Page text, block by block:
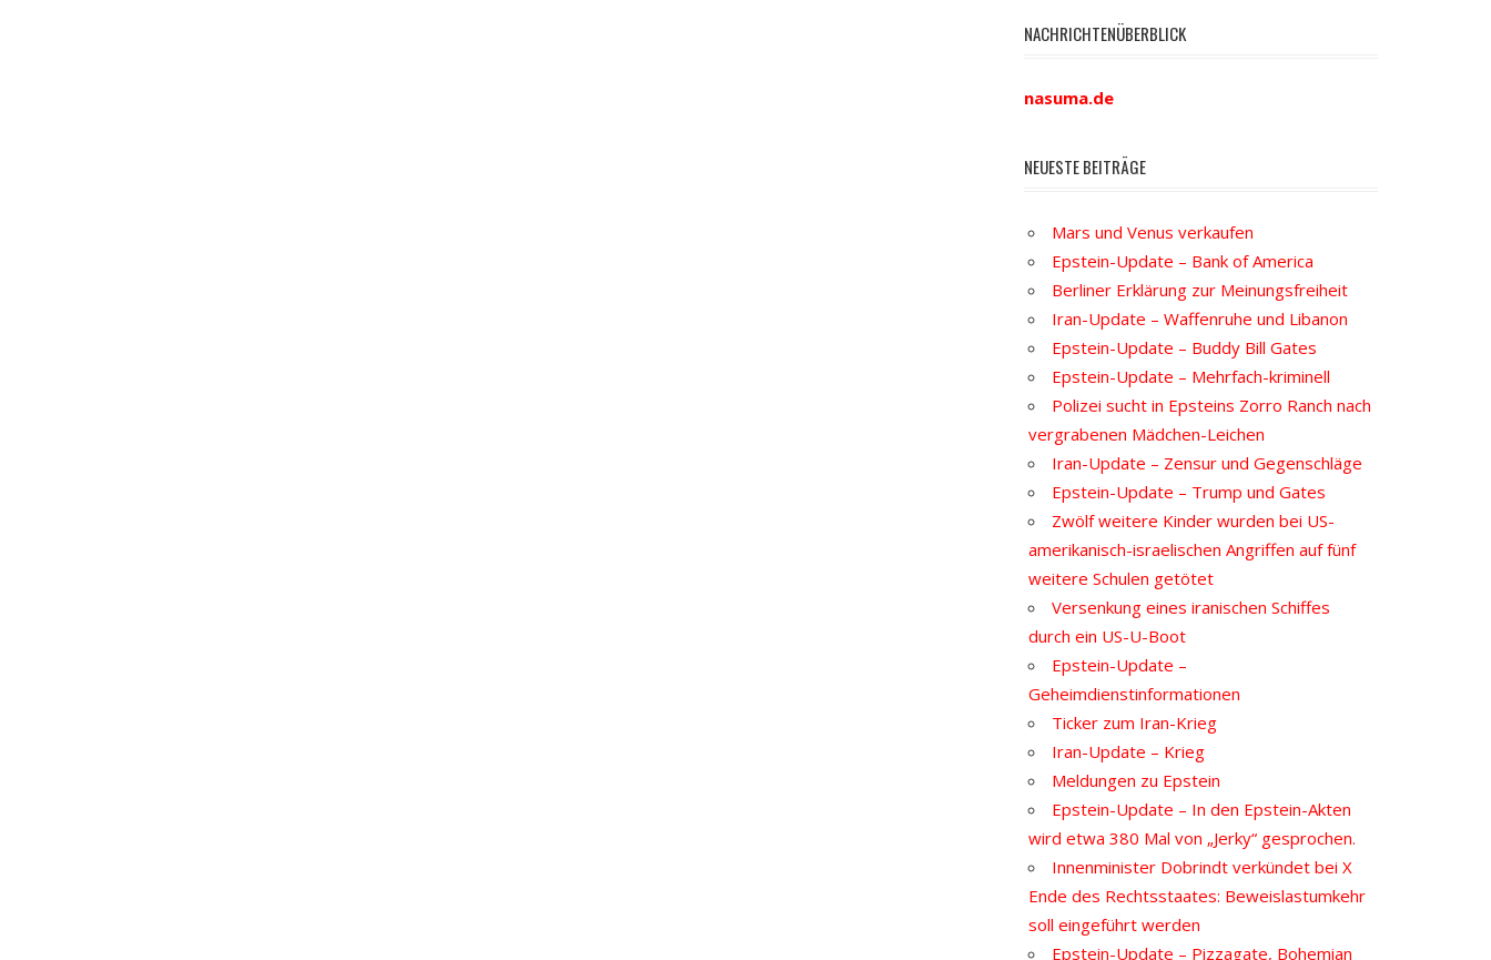
NACHRICHTENÜBERBLICK
nasuma.de
NEUESTE BEITRÄGE
Mars und Venus verkaufen
Epstein-Update – Bank of America
Berliner Erklärung zur Meinungsfreiheit
Iran-Update – Waffenruhe und Libanon
Epstein-Update – Buddy Bill Gates
Epstein-Update – Mehrfach-kriminell
Polizei sucht in Epsteins Zorro Ranch nach
vergrabenen Mädchen-Leichen
Iran-Update – Zensur und Gegenschläge
Epstein-Update – Trump und Gates
Zwölf weitere Kinder wurden bei US-
amerikanisch-israelischen Angriffen auf fünf
weitere Schulen getötet
Versenkung eines iranischen Schiffes
durch ein US-U-Boot
Epstein-Update –
Geheimdienstinformationen
Ticker zum Iran-Krieg
Iran-Update – Krieg
Meldungen zu Epstein
Epstein-Update – In den Epstein-Akten
wird etwa 380 Mal von „Jerky“ gesprochen.
Innenminister Dobrindt verkündet bei X
Ende des Rechtsstaates: Beweislastumkehr
soll eingeführt werden
Epstein-Update – Pizzagate, Bohemian